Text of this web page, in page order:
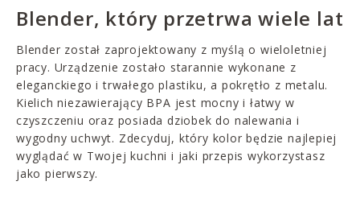
Blender, który przetrwa wiele lat
Blender został zaprojektowany z myślą o wieloletniej
pracy. Urządzenie zostało starannie wykonane z
eleganckiego i trwałego plastiku, a pokrętło z metalu.
Kielich niezawierający BPA jest mocny i łatwy w
czyszczeniu oraz posiada dziobek do nalewania i
wygodny uchwyt. Zdecyduj, który kolor będzie najlepiej
wyglądać w Twojej kuchni i jaki przepis wykorzystasz
jako pierwszy.